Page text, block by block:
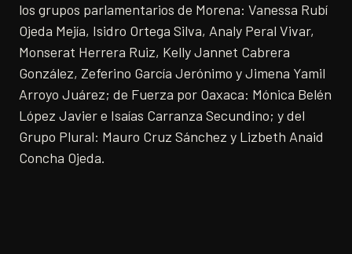
los grupos parlamentarios de Morena: Vanessa Rubí
Ojeda Mejía, Isidro Ortega Silva, Analy Peral Vivar,
Monserat Herrera Ruiz, Kelly Jannet Cabrera
González, Zeferino García Jerónimo y Jimena Yamil
Arroyo Juárez; de Fuerza por Oaxaca: Mónica Belén
López Javier e Isaías Carranza Secundino; y del
Grupo Plural: Mauro Cruz Sánchez y Lizbeth Anaid
Concha Ojeda.